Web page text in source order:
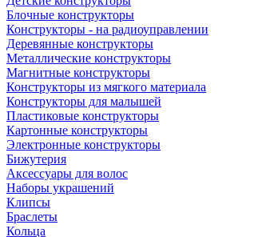
Блочные конструкторы
Конструкторы - на радиоуправлении
Деревянные конструкторы
Металлические конструкторы
Магнитные конструкторы
Конструкторы из мягкого материала
Конструкторы для малышей
Пластиковые конструкторы
Картонные конструкторы
Электронные конструкторы
Бижутерия
Аксессуары для волос
Наборы украшений
Клипсы
Браслеты
Кольца